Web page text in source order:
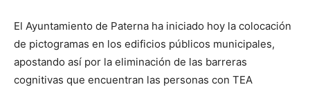
El Ayuntamiento de Paterna ha iniciado hoy la colocación
de pictogramas en los edificios públicos municipales,
apostando así por la eliminación de las barreras
cognitivas que encuentran las personas con TEA